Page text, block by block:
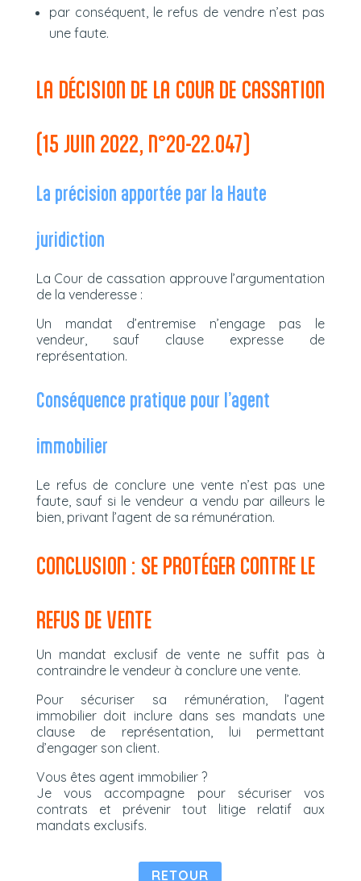
par conséquent, le refus de vendre n’est pas
une faute.
LA DÉCISION DE LA COUR DE CASSATION
(15 JUIN 2022, N°20-22.047)
La précision apportée par la Haute
juridiction
La Cour de cassation approuve l’argumentation
de la venderesse :
Un mandat d’entremise n’engage pas le
vendeur, sauf clause expresse de
représentation.
Conséquence pratique pour l’agent
immobilier
Le refus de conclure une vente n’est pas une
faute, sauf si le vendeur a vendu par ailleurs le
bien, privant l’agent de sa rémunération.
CONCLUSION : SE PROTÉGER CONTRE LE
REFUS DE VENTE
Un mandat exclusif de vente ne suffit pas à
contraindre le vendeur à conclure une vente.
Pour sécuriser sa rémunération, l’agent
immobilier doit inclure dans ses mandats une
clause de représentation, lui permettant
d’engager son client.
Vous êtes agent immobilier ?
Je vous accompagne pour sécuriser vos
contrats et prévenir tout litige relatif aux
mandats exclusifs.
RETOUR